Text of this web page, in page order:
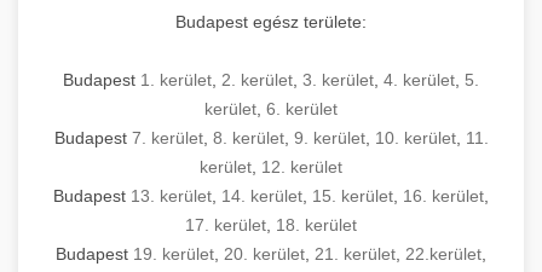
Budapest egész területe:
Budapest 1. kerület 2. kerület 3. kerület 4. kerület 5.
kerület 6. kerület
Budapest 7. kerület, 8. kerület, 9. kerület, 10. kerület, 11.
kerület 12. kerület
Budapest 13. kerület 14. kerület 15. kerület 16. kerület
17. kerület 18. kerület
Budapest 19. kerület 20. kerület 21. kerület 22.kerület